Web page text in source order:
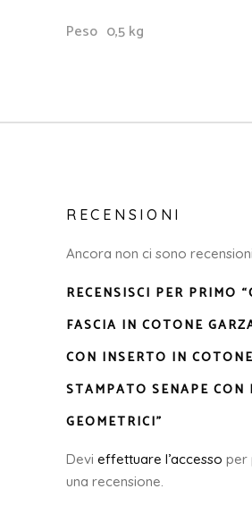
Peso 0,5 kg
RECENSIONI
Ancora non ci sono
RECENSISCI PER PRIMO
FASCIA IN COTONE
CON INSERTO IN COTONE
STAMPATO SENAPE CON
GEOMETRICI”
Devi effettuare l’accesso per
una recensione.